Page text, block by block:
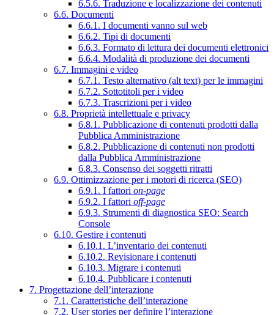
6.5.6. Traduzione e localizzazione dei contenuti
6.6. Documenti
6.6.1. I documenti vanno sul web
6.6.2. Tipi di documenti
6.6.3. Formato di lettura dei documenti elettronici
6.6.4. Modalità di produzione dei documenti
6.7. Immagini e video
6.7.1. Testo alternativo (alt text) per le immagini
6.7.2. Sottotitoli per i video
6.7.3. Trascrizioni per i video
6.8. Proprietà intellettuale e privacy
6.8.1. Pubblicazione di contenuti prodotti dalla
Pubblica Amministrazione
6.8.2. Pubblicazione di contenuti non prodotti
dalla Pubblica Amministrazione
6.8.3. Consenso dei soggetti ritratti
6.9. Ottimizzazione per i motori di ricerca (SEO)
6.9.1. I fattori on-page
6.9.2. I fattori off-page
6.9.3. Strumenti di diagnostica SEO: Search
Console
6.10. Gestire i contenuti
6.10.1. L’inventario dei contenuti
6.10.2. Revisionare i contenuti
6.10.3. Migrare i contenuti
6.10.4. Pubblicare i contenuti
7. Progettazione dell’interazione
7.1. Caratteristiche dell’interazione
7.2. User stories per definire l’interazione